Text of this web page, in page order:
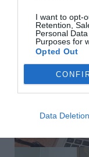
I want to opt-
Retention,
Personal
Purposes for
Opted Out
Data Deletion